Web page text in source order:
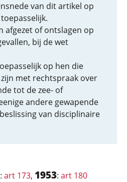
van dit artikel op
afgezet of ontslagen op
bij de wet
op hen die
met rechtspraak over
tot de zee- of
andere gewapende
van disciplinaire
: art 173, 1953: art 180